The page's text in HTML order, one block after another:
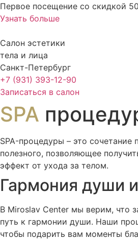
Перейти
к
Первое посещение со скидкой
Узнать больше
Салон эстетики
тела и лица
Санкт-Петербург
+7 (931) 393-12-90
Записаться в салон
SPA
SPA-процедуры – это сочетание
полезного, позволяющее
эффект от ухода за телом.
Гармония души
В Miroslav Сenter мы верим, что
путь к гармонии души. Наши
чтобы подарить вам моменты